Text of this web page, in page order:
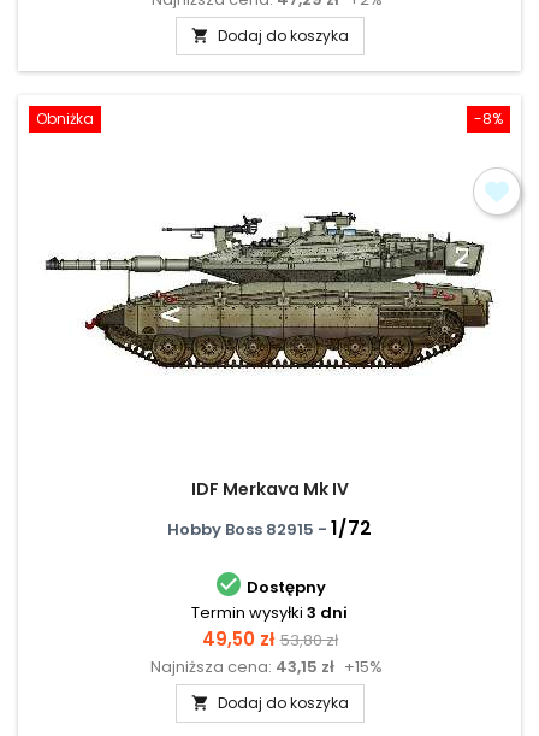
 Dodaj do koszyka
-8%
Obniżka
IDF Merkava Mk IV
Hobby Boss 82915 - 1/72
 Dostępny
Termin wysyłki 3 dni
Cena
49,50 zł Cena
podstawowa
53,80 zł
Najniższa cena: 43,15 zł +15%
 Dodaj do koszyka